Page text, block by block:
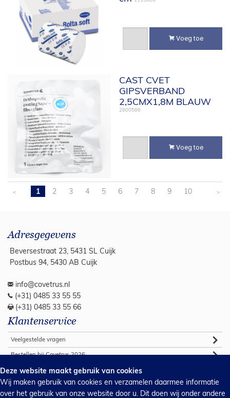
Voeg toe
CAST CVET
GIPSVERBAND
2,5CMX1,8M BLAUW
2800586
Voeg toe
< 1 2 3 4 5 6 7 8 9 10 >
Adresgegevens
Beversestraat 23, 5431 SL Cuijk
Postbus 94, 5430 AB Cuijk
info@covetrus.nl
(+31) 0485 33 55 55
(+31) 0485 33 55 66
Klantenservice
Veelgestelde vragen
Bestellen bij Covetrus 2026
Algemene verkoop voorwaarden
Commerciële voorwaarden 2026
Deze website maakt gebruik van cookies
Wij maken gebruik van cookies en verzamelen daarmee informatie
over het gebruik van onze website door u. Dit doen wij onder andere